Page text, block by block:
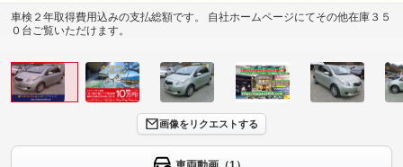
車検２年取得費用込みの支払総額です。 自社ホームページにてその他在庫３５
０台ご覧いただけます。
画像をリクエストする